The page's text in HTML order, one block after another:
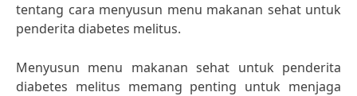
tentang cara menyusun menu makanan sehat untuk
penderita diabetes melitus.
Menyusun menu makanan sehat untuk penderita
diabetes melitus memang penting untuk menjaga